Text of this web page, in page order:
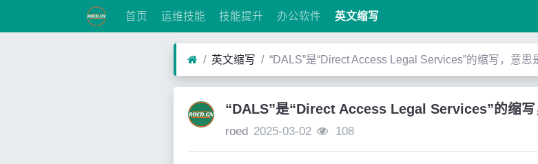
首页 运维技能 技能提升 办公软件 英文缩写
英文缩写 “DALS”是“Direct Access Legal Services”的缩写，意思
“DALS”是“Direct Access Legal Services”的缩写
roed 2025-03-02 108